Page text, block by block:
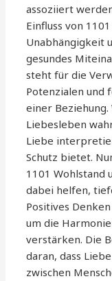
assoziiert
Einfluss von
Unabhängigkeit
gesundes
steht für die
Potenzialen und
einer
Liebesleben
Liebe
Schutz bietet.
1101 Wohlstand
dabei helfen,
Positives
um die
verstärken. Die
daran, dass
zwischen